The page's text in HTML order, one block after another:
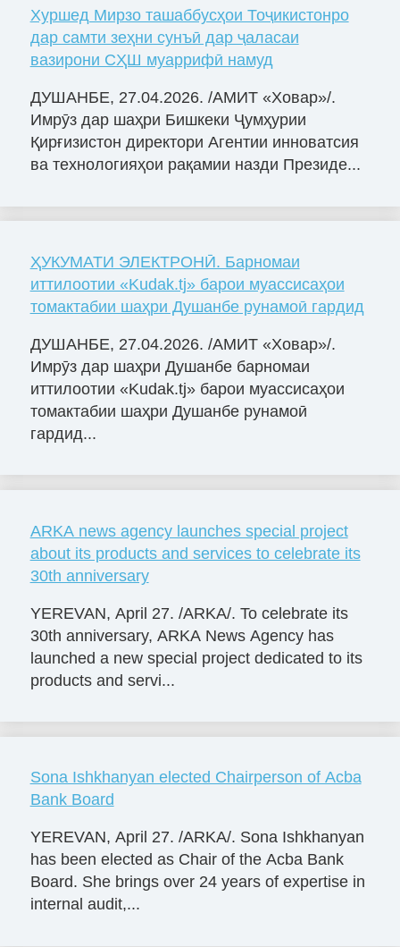
Хуршед Мирзо ташаббусҳои Тоҷикистонро
дар самти зеҳни сунъӣ дар ҷаласаи
вазирони СҲШ муаррифӣ намуд
ДУШАНБЕ, 27.04.2026. /АМИТ «Ховар»/.
Имрӯз дар шаҳри Бишкеки Ҷумҳурии
Қирғизистон директори Агентии инноватсия
ва технологияҳои рақамии назди Президе...
ҲУКУМАТИ ЭЛЕКТРОНӢ. Барномаи
иттилоотии «Kudak.tj» барои муассисаҳои
томактабии шаҳри Душанбе рунамоӣ гардид
ДУШАНБЕ, 27.04.2026. /АМИТ «Ховар»/.
Имрӯз дар шаҳри Душанбе барномаи
иттилоотии «Kudak.tj» барои муассисаҳои
томактабии шаҳри Душанбе рунамоӣ
гардид...
ARKA news agency launches special project
about its products and services to celebrate its
30th anniversary
YEREVAN, April 27. /ARKA/. To celebrate its
30th anniversary, ARKA News Agency has
launched a new special project dedicated to its
products and servi...
Sona Ishkhanyan elected Chairperson of Acba
Bank Board
YEREVAN, April 27. /ARKA/. Sona Ishkhanyan
has been elected as Chair of the Acba Bank
Board. She brings over 24 years of expertise in
internal audit,...